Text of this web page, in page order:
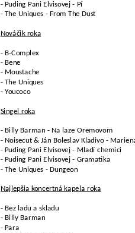
- Puding Pani Elvisovej - Pí
- The Uniques - From The Dust
Nováčik roka
- B-Complex
- Bene
- Moustache
- The Uniques
- Youcoco
Singel roka
- Billy Barman - Na laze Oremovom
- Noisecut & Ján Boleslav Kladivo -
- Puding Pani Elvisovej - Mladí chemici
- Puding Pani Elvisovej - Gramatika
- The Uniques - Dungeon
Najlepšia koncertná kapela roka
- Bez ladu a skladu
- Billy Barman
- Para